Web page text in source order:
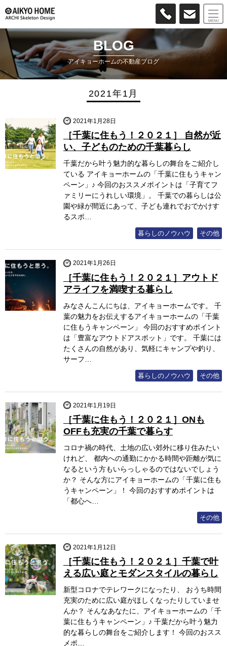
BLOG
アイキョーホームの不動産ブログ
2021年1月
2021年1月28日
［千葉に住もう！２０２１］ 自然が近
い、子どものための千葉暮らし
千葉だから叶う魅力的な暮らしの舞台をご紹介し
ている アイキョーホームの「千葉に住もうキャン
ペーン」♪ 今回のおススメポイントは「子育てフ
ァミリーにうれしい環境」。 千葉での暮らしは公
園や緑が間近にあって、子ども連れでおでかけす
るスポ…
暮らしのノウハウ その他
2021年1月26日
［千葉に住もう！２０２１］アウトド
アライフを満喫する暮らし
みなさんこんにちは、アイキョーホームです。 千
葉の魅力をお伝えするアイキョーホームの「千葉
に住もうキャンペーン」 今回のおすすめポイント
は「豊富なアウトドアスポット」です。 千葉には
たくさんの自然があり、気軽にキャンプや釣り、
サーフ…
暮らしのノウハウ その他
2021年1月19日
［千葉に住もう！２０２１］ONも
OFFも充実の千葉で暮らす
コロナ禍の時代、土地の広い郊外に移り住みたい
けれど、 都内への通勤にかかる時間や距離が気に
なるという方もいらっしゃるのではないでしょう
か？ そんな方にアイキョーホームの「千葉に住も
うキャンペーン」！ 今回のおすすめポイントは
「都心へ…
その他
2021年1月12日
［千葉に住もう！２０２１］千葉で叶
える広い庭とモダンスタイルの暮らし
新型コロナでテレワークになったり、 おうち時間
充実のために広い庭がほしくなったりしていませ
んか？ そんなあなたに、アイキョーホームの「千
葉に住もうキャンペーン」♪ 千葉だから叶う魅力
的な暮らしの舞台をご紹介します！ 今回のおスス
メポ…
MENU